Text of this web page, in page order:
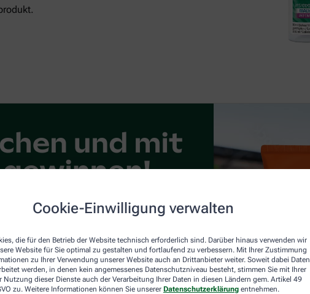
Cookie-Einwilligung verwalten
die für den Betrieb der Website technisch erforderlich sind. Darüber hinaus verwenden wir
Website für Sie optimal zu gestalten und fortlaufend zu verbessern. Mit Ihrer Zustimmung
zu Ihrer Verwendung unserer Website auch an Drittanbieter weiter. Soweit dabei Daten
werden, in denen kein angemessenes Datenschutzniveau besteht, stimmen Sie mit Ihrer
Nutzung dieser Dienste auch der Verarbeitung Ihrer Daten in diesen Ländern gem. Artikel 49
zu. Weitere Informationen können Sie unserer Datenschutzerklärung entnehmen.